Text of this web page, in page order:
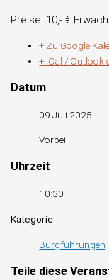
Preise: 10,- €
+ Zu Google
+ iCal / Outlook
Datum
09 Juli 2025
Vorbei!
Uhrzeit
10:30
Kategorie
Burgführungen
Teile diese